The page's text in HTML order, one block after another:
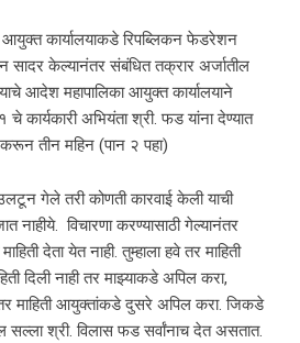
कार्यालयाकडे रिपब्लिकन फेडरेशन
सादर केल्यानंतर संबंधित तक्रार अर्जातील
आदेश महापालिका आयुक्त कार्यालयाने
चे कार्यकारी अभियंता श्री. फड यांना देण्यात
तीन महिन (पान २ पहा)
तरी कोणती कारवाई केली याची
नाहीये. विचारणा करण्यासाठी गेल्यानंतर
देता येत नाही. तुम्हाला हवे तर माहिती
दिली नाही तर माझ्याकडे अपिल करा,
तर माहिती आयुक्तांकडे दुसरे अपिल करा. जिकडे
श्री. विलास फड सर्वांनाच देत असतात.